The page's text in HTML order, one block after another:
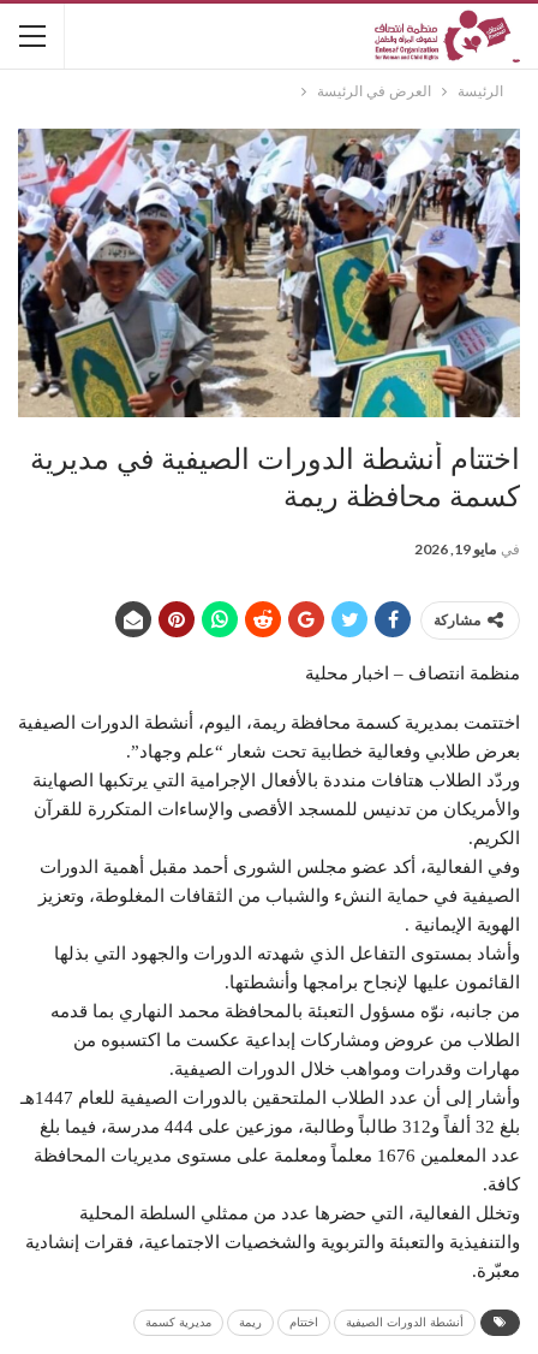
الرئيسة العرض في الرئيسة
اختتام أنشطة الدورات الصيفية في مديرية
كسمة محافظة ريمة
في مايو 19, 2026
مشاركة
منظمة انتصاف – اخبار محلية
اختتمت بمديرية كسمة محافظة ريمة، اليوم، أنشطة الدورات الصيفية
بعرض طلابي وفعالية خطابية تحت شعار “علم وجهاد”.
وردّد الطلاب هتافات منددة بالأفعال الإجرامية التي يرتكبها الصهاينة
والأمريكان من تدنيس للمسجد الأقصى والإساءات المتكررة للقرآن
الكريم.
وفي الفعالية، أكد عضو مجلس الشورى أحمد مقبل أهمية الدورات
الصيفية في حماية النشء والشباب من الثقافات المغلوطة، وتعزيز
الهوية الإيمانية .
وأشاد بمستوى التفاعل الذي شهدته الدورات والجهود التي بذلها
القائمون عليها لإنجاح برامجها وأنشطتها.
من جانبه، نوّه مسؤول التعبئة بالمحافظة محمد النهاري بما قدمه
الطلاب من عروض ومشاركات إبداعية عكست ما اكتسبوه من
مهارات وقدرات ومواهب خلال الدورات الصيفية.
وأشار إلى أن عدد الطلاب الملتحقين بالدورات الصيفية للعام 1447هـ
بلغ 32 ألفاً و312 طالباً وطالبة، موزعين على 444 مدرسة، فيما بلغ
عدد المعلمين 1676 معلماً ومعلمة على مستوى مديريات المحافظة
كافة.
وتخلل الفعالية، التي حضرها عدد من ممثلي السلطة المحلية
والتنفيذية والتعبئة والتربوية والشخصيات الاجتماعية، فقرات إنشادية
معبّرة.
أنشطة الدورات الصيفية اختتام ريمة مديرية كسمة